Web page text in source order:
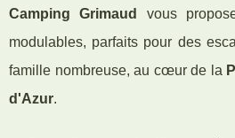
Camping Grimaud
vous
modulables, parfaits pour des
famille nombreuse, au cœur de la
d'Azur.